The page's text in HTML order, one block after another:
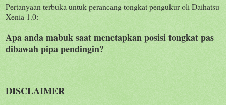
Pertanyaan terbuka untuk perancang tongkat pengukur oli Daihatsu
Xenia 1.0:
Apa anda mabuk saat menetapkan posisi tongkat pas
dibawah pipa pendingin?
DISCLAIMER